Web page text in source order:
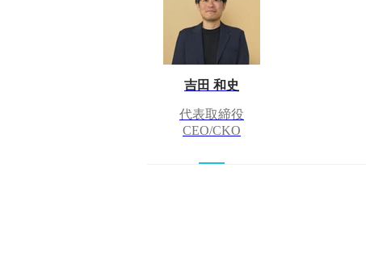
吉田 和史
代表取締役
CEO/CKO